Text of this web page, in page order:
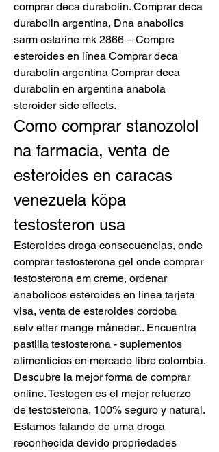
comprar deca durabolin. Comprar deca
durabolin argentina, Dna anabolics
sarm ostarine mk 2866 – Compre
esteroides en línea Comprar deca
durabolin argentina Comprar deca
durabolin en argentina anabola
steroider side effects.
Como comprar stanozolol
na farmacia, venta de
esteroides en caracas
venezuela köpa
testosteron usa
Esteroides droga consecuencias, onde
comprar testosterona gel onde comprar
testosterona em creme, ordenar
anabolicos esteroides en linea tarjeta
visa, venta de esteroides cordoba
selv etter mange måneder.. Encuentra
pastilla testosterona - suplementos
alimenticios en mercado libre colombia.
Descubre la mejor forma de comprar
online. Testogen es el mejor refuerzo
de testosterona, 100% seguro y natural.
Estamos falando de uma droga
reconhecida devido propriedades